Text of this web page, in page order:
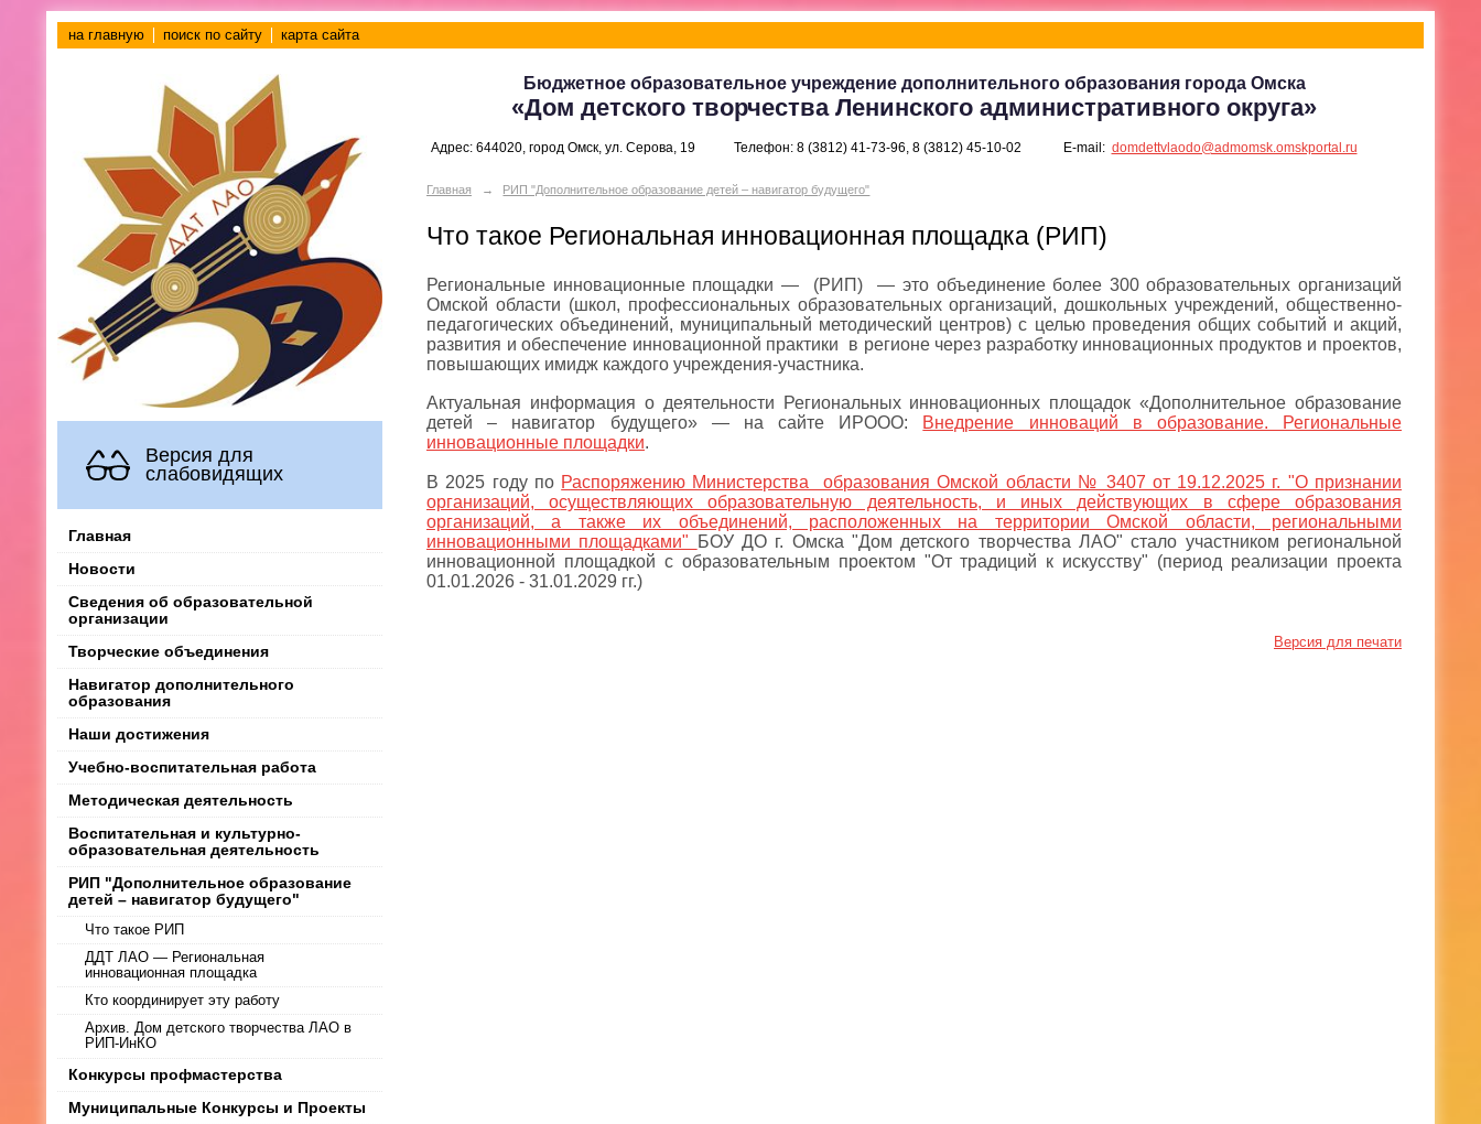
на главную поиск по сайту карта сайта
Версия для
слабовидящих
Главная
Новости
Сведения об образовательной
организации
Творческие объединения
Навигатор дополнительного
образования
Наши достижения
Учебно-воспитательная работа
Методическая деятельность
Воспитательная и культурно-
образовательная деятельность
РИП "Дополнительное образование
детей – навигатор будущего"
Что такое РИП
ДДТ ЛАО — Региональная
инновационная площадка
Кто координирует эту работу
Архив. Дом детского творчества ЛАО в
РИП-ИнКО
Конкурсы профмастерства
Муниципальные Конкурсы и Проекты
Бюджетное образовательное учреждение дополнительного образования города Омска
«Дом детского творчества Ленинского административного округа»
Адрес: 644020, город Омск, ул. Серова, 19 Телефон: 8 (3812) 41-73-96, 8 (3812) 45-10-02 E-mail: domdettvlaodo@admomsk.omskportal.ru
Главная → РИП "Дополнительное образование детей – навигатор будущего"
Что такое Региональная инновационная площадка (РИП)
Региональные инновационные площадки — (РИП) — это объединение более 300 образовательных организаций
Омской области (школ, профессиональных образовательных организаций, дошкольных учреждений, общественно-
педагогических объединений, муниципальный методический центров) с целью проведения общих событий и акций,
развития и обеспечение инновационной практики в регионе через разработку инновационных продуктов и проектов,
повышающих имидж каждого учреждения-участника.
Актуальная информация о деятельности Региональных инновационных площадок «Дополнительное образование
детей – навигатор будущего» — на сайте ИРООО: Внедрение инноваций в образование. Региональные
инновационные площадки.
В 2025 году по Распоряжению Министерства образования Омской области № 3407 от 19.12.2025 г. "О признании
организаций, осуществляющих образовательную деятельность, и иных действующих в сфере образования
организаций, а также их объединений, расположенных на территории Омской области, региональными
инновационными площадками"
БОУ ДО г. Омска "Дом детского творчества ЛАО" стало участником региональной
инновационной площадкой с образовательным проектом "От традиций к искусству" (период реализации проекта
01.01.2026 - 31.01.2029 гг.)
Версия для печати